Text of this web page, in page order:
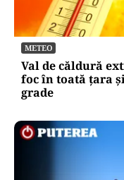
METEO
Val de căldură
foc în toată țara
grade